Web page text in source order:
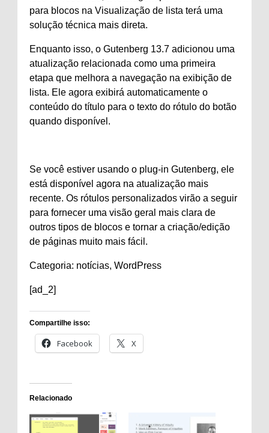
para blocos na Visualização de lista terá uma
solução técnica mais direta.
Enquanto isso, o Gutenberg 13.7 adicionou uma
atualização relacionada como uma primeira
etapa que melhora a navegação na exibição de
lista. Ele agora exibirá automaticamente o
conteúdo do título para o texto do rótulo do botão
quando disponível.
Se você estiver usando o plug-in Gutenberg, ele
está disponível agora na atualização mais
recente. Os rótulos personalizados virão a seguir
para fornecer uma visão geral mais clara de
outros tipos de blocos e tornar a criação/edição
de páginas muito mais fácil.
Categoria: notícias, WordPress
[ad_2]
Compartilhe isso:
Facebook X
Relacionado